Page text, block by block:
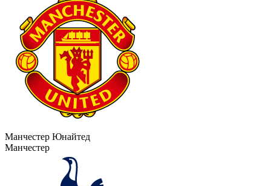
Манчестер Юнайтед
Манчестер